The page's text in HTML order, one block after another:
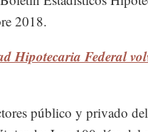
2018.
Hipotecaria Federal
público y privado